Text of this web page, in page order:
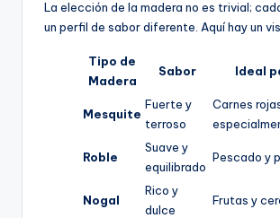
La elección de la madera no es trivial;
un perfil de sabor diferente. Aquí hay un
Tipo de
Madera
Sabor Ideal
Mesquite
Fuerte y
terroso
Carnes
Roble
Suave y
equilibrado
Pescado y
Nogal
Rico y
dulce
Frutas y